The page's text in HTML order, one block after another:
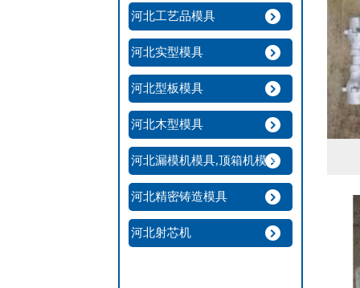
河北工艺品模具
河北实型模具
河北型板模具
河北木型模具
河北漏模机模具,顶箱机模具
河北精密铸造模具
河北射芯机